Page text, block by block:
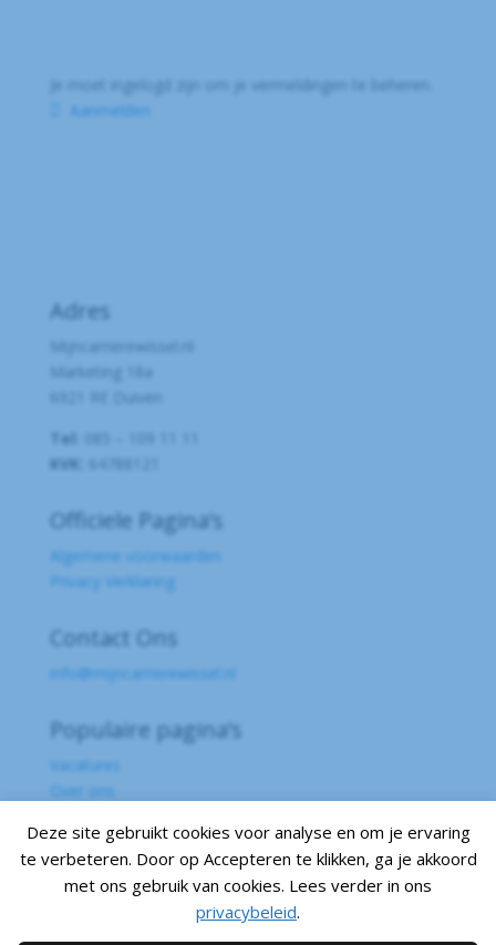
Deze site gebruikt cookies voor analyse en om je ervaring
te verbeteren. Door op Accepteren te klikken, ga je akkoord
met ons gebruik van cookies. Lees verder in ons
privacybeleid.
Je moet ingelogd zijn om je vermeldingen te beheren.
Aanmelden
Adres
Mijncarrierewissel.nl
Marketing 18a
6921 RE Duiven
Tel:
KVK:
Officiele Pagina’s
Algemene voorwaarden
Privacy Verklaring
Contact Ons
info@mijncarrierewissel.nl
Populaire pagina’s
Vacatures
Over ons
Volg ons